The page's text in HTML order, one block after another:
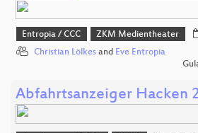
Entropia / CCC ZKM Medientheater
Christian Lölkes and Eve Entropia
Abfahrtsanzeiger Hacken